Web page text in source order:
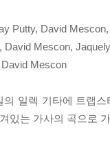
Putty, David
Mescon,
Mescon
의 일렉 기타에 트랩
있는 가사의 곡으로